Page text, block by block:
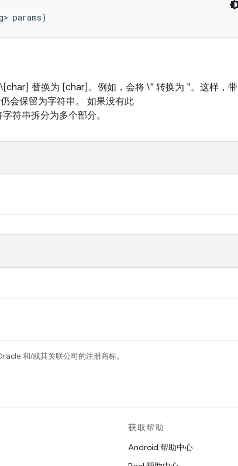
params)
替换为 [char]。例如，会将 \" 转换为 "。这样，带
会保留为字符串。 如果没有此
符串拆分为多个部分。
和/或其关联公司的注册商标。
获取帮助
Android 帮助中心